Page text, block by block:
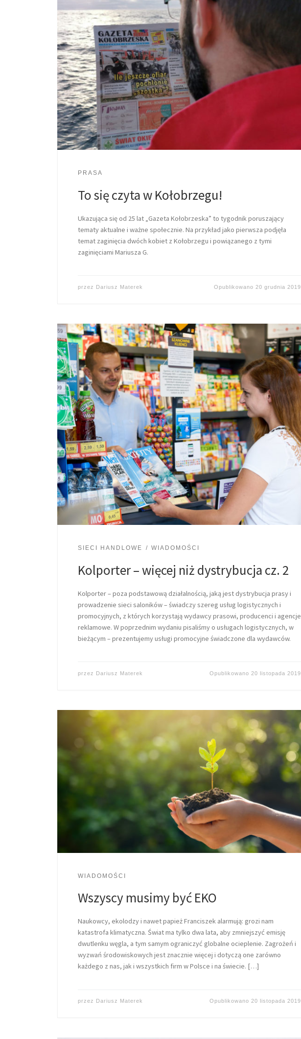
PRASA
To się czyta w Kołobrzegu!
Ukazująca się od 25 lat „Gazeta Kołobrzeska” to tygodnik poruszający
tematy aktualne i ważne społecznie. Na przykład jako pierwsza podjęła
temat zaginięcia dwóch kobiet z Kołobrzegu i powiązanego z tymi
zaginięciami Mariusza G.
przez Dariusz Materek Opublikowano 20 grudnia 2019
SIECI HANDLOWE WIADOMOŚCI
Kolporter – więcej niż dystrybucja cz. 2
Kolporter – poza podstawową działalnością, jaką jest dystrybucja prasy i
prowadzenie sieci saloników – świadczy szereg usług logistycznych i
promocyjnych, z których korzystają wydawcy prasowi, producenci i agencje
reklamowe. W poprzednim wydaniu pisaliśmy o usługach logistycznych, w
bieżącym – prezentujemy usługi promocyjne świadczone dla wydawców.
przez Dariusz Materek Opublikowano 20 listopada 2019
WIADOMOŚCI
Wszyscy musimy być EKO
Naukowcy, ekolodzy i nawet papież Franciszek alarmują: grozi nam
katastrofa klimatyczna. Świat ma tylko dwa lata, aby zmniejszyć emisję
dwutlenku węgla, a tym samym ograniczyć globalne ocieplenie. Zagrożeń i
wyzwań środowiskowych jest znacznie więcej i dotyczą one zarówno
każdego z nas, jak i wszystkich firm w Polsce i na świecie. […]
przez Dariusz Materek Opublikowano 20 listopada 2019